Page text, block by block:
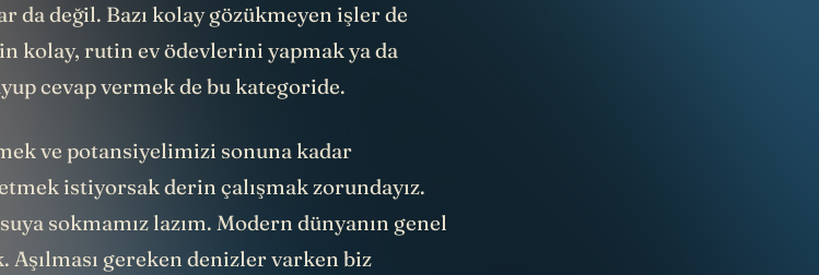
da değil. Bazı kolay gözükmeyen işler de
kolay, rutin ev ödevlerini yapmak ya da
cevap vermek de bu kategoride.
ve potansiyelimizi sonuna kadar
istiyorsak derin çalışmak zorundayız.
sokmamız lazım. Modern dünyanın genel
gereken denizler varken biz